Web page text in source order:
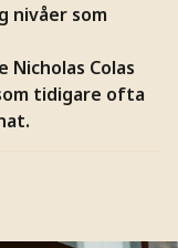
nivåer som
Nicholas Colas
tidigare ofta